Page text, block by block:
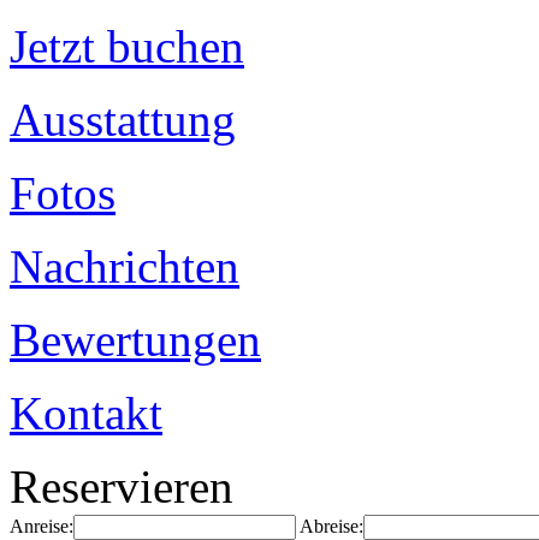
Jetzt buchen
Ausstattung
Fotos
Nachrichten
Bewertungen
Kontakt
Reservieren
Anreise: Abreise: